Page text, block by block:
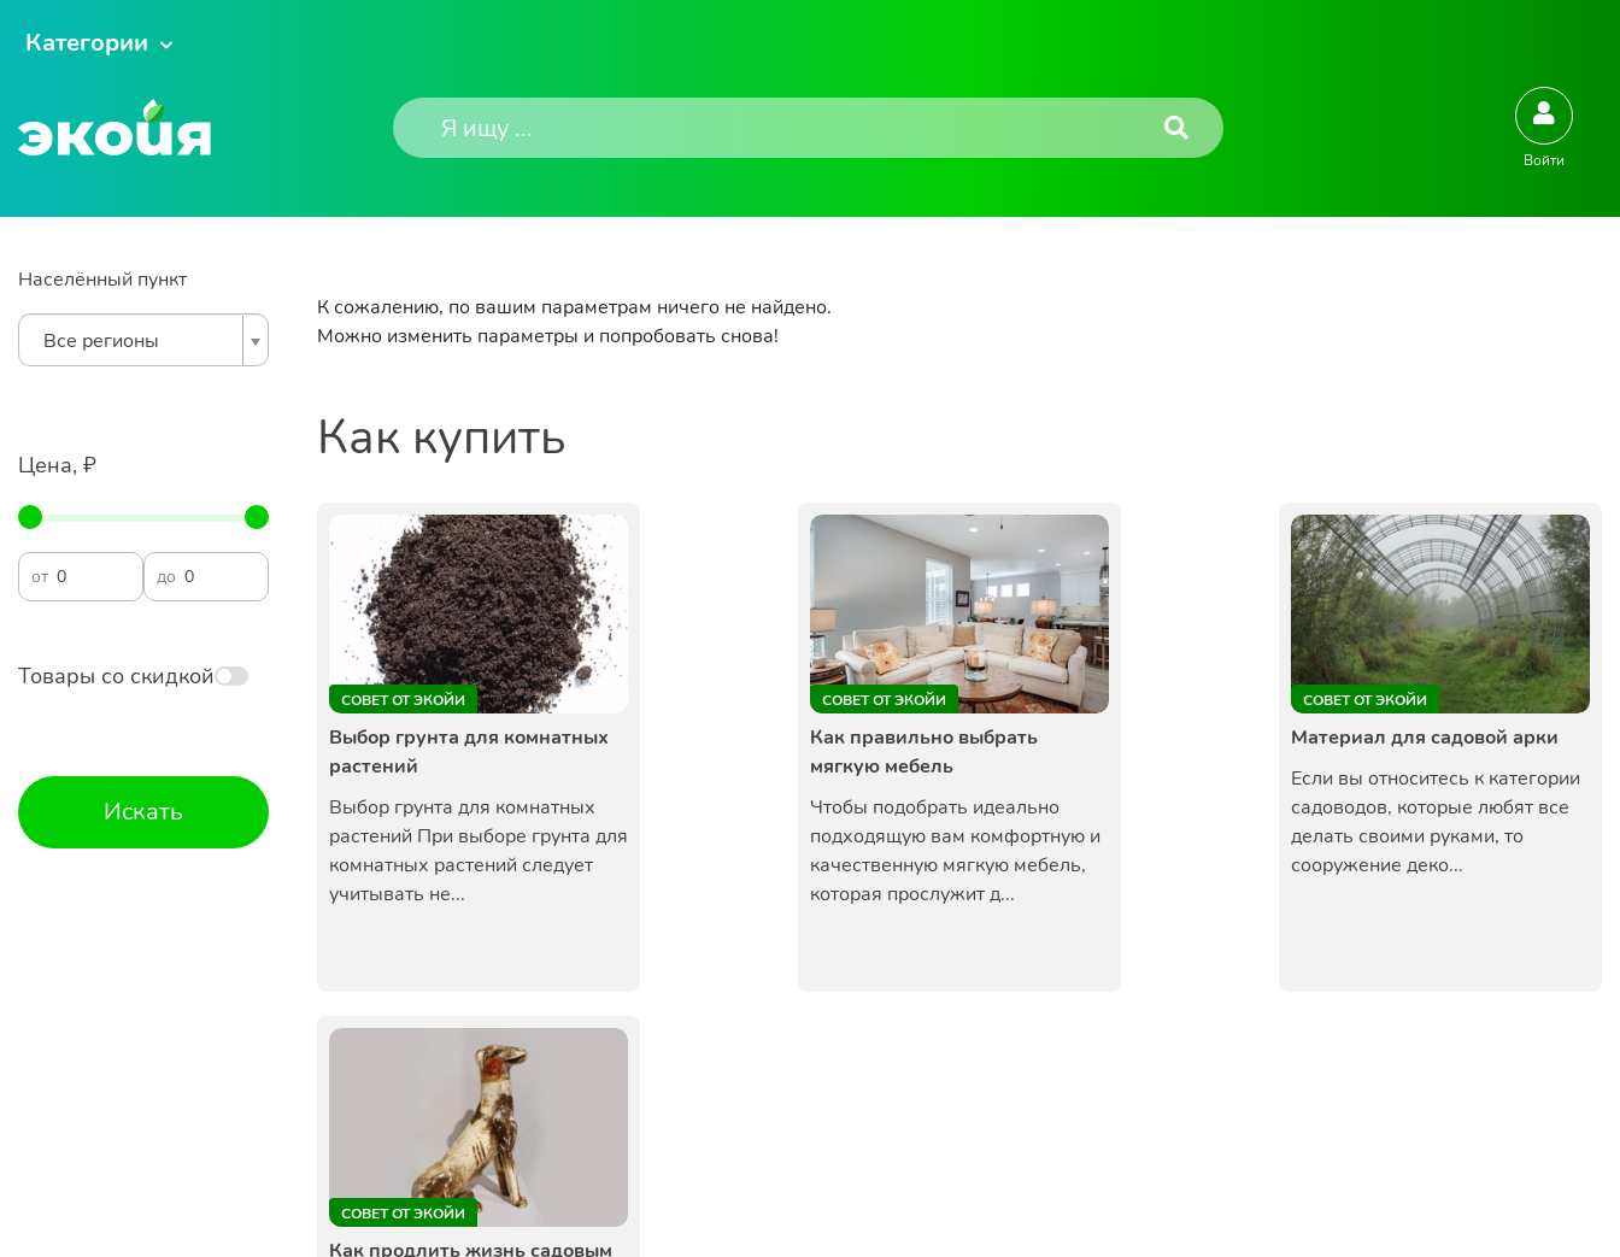
Категории
Войти
Населённый пункт
Все регионы
Цена, ₽
от до
Товары со скидкой
Искать
К сожалению, по вашим параметрам ничего не найдено.
Можно изменить параметры и попробовать снова!
Как купить
СОВЕТ ОТ ЭКОЙИ
Выбор грунта для комнатных
растений
Выбор грунта для комнатных
растений При выборе грунта для
комнатных растений следует
учитывать не...
СОВЕТ ОТ ЭКОЙИ
Как правильно выбрать
мягкую мебель
Чтобы подобрать идеально
подходящую вам комфортную и
качественную мягкую мебель,
которая прослужит д...
СОВЕТ ОТ ЭКОЙИ
Материал для садовой арки
Если вы относитесь к категории
садоводов, которые любят все
делать своими руками, то
сооружение деко...
СОВЕТ ОТ ЭКОЙИ
Как продлить жизнь садовым